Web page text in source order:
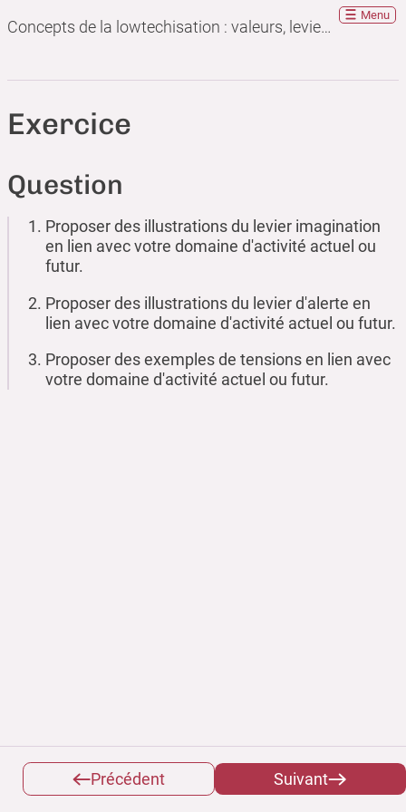
Concepts de la lowtechisation : valeurs, leviers, tensions
Menu
Exercice
Question
Proposer des illustrations du levier imagination
en lien avec votre domaine d'activité actuel ou
futur.
Proposer des illustrations du levier d'alerte en
lien avec votre domaine d'activité actuel ou futur.
Proposer des exemples de tensions en lien avec
votre domaine d'activité actuel ou futur.
Précédent Suivant